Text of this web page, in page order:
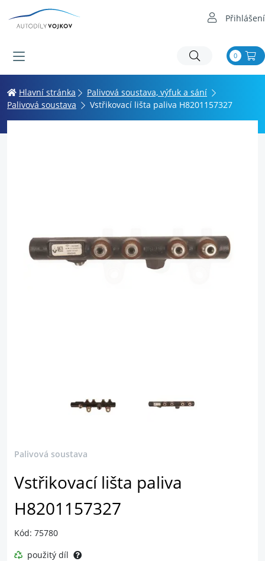
Přihlášení
0
Hlavní stránka
Palivová soustava, výfuk a sání
Palivová soustava
Vstřikovací lišta paliva H8201157327
Palivová soustava
Vstřikovací lišta paliva
H8201157327
Kód: 75780
použitý díl